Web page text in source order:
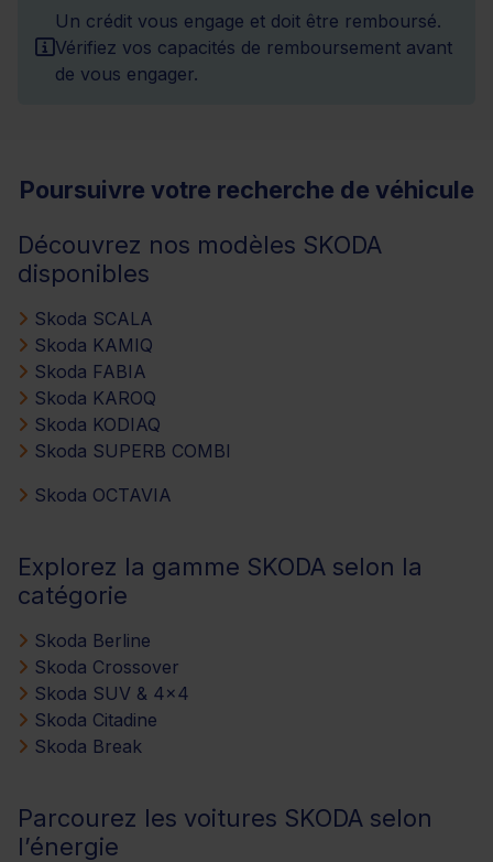
Un crédit vous engage et doit être remboursé.
Vérifiez vos capacités de remboursement avant
de vous engager.
Poursuivre votre recherche de véhicule
Découvrez nos modèles SKODA
disponibles
Skoda SCALA
Skoda KAMIQ
Skoda FABIA
Skoda KAROQ
Skoda KODIAQ
Skoda SUPERB COMBI
Skoda OCTAVIA
Explorez la gamme SKODA selon la
catégorie
Skoda Berline
Skoda Crossover
Skoda SUV & 4x4
Skoda Citadine
Skoda Break
Parcourez les voitures SKODA selon
l’énergie